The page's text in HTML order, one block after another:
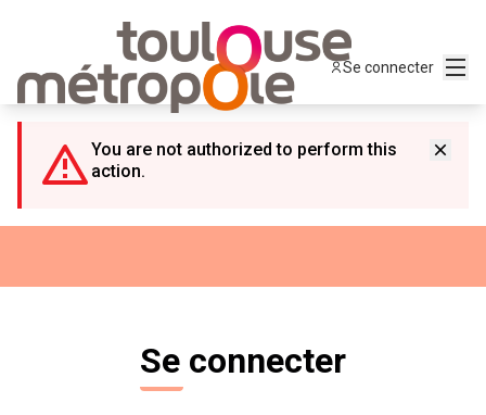
Se connecter
You are not authorized to perform this
action.
Se connecter